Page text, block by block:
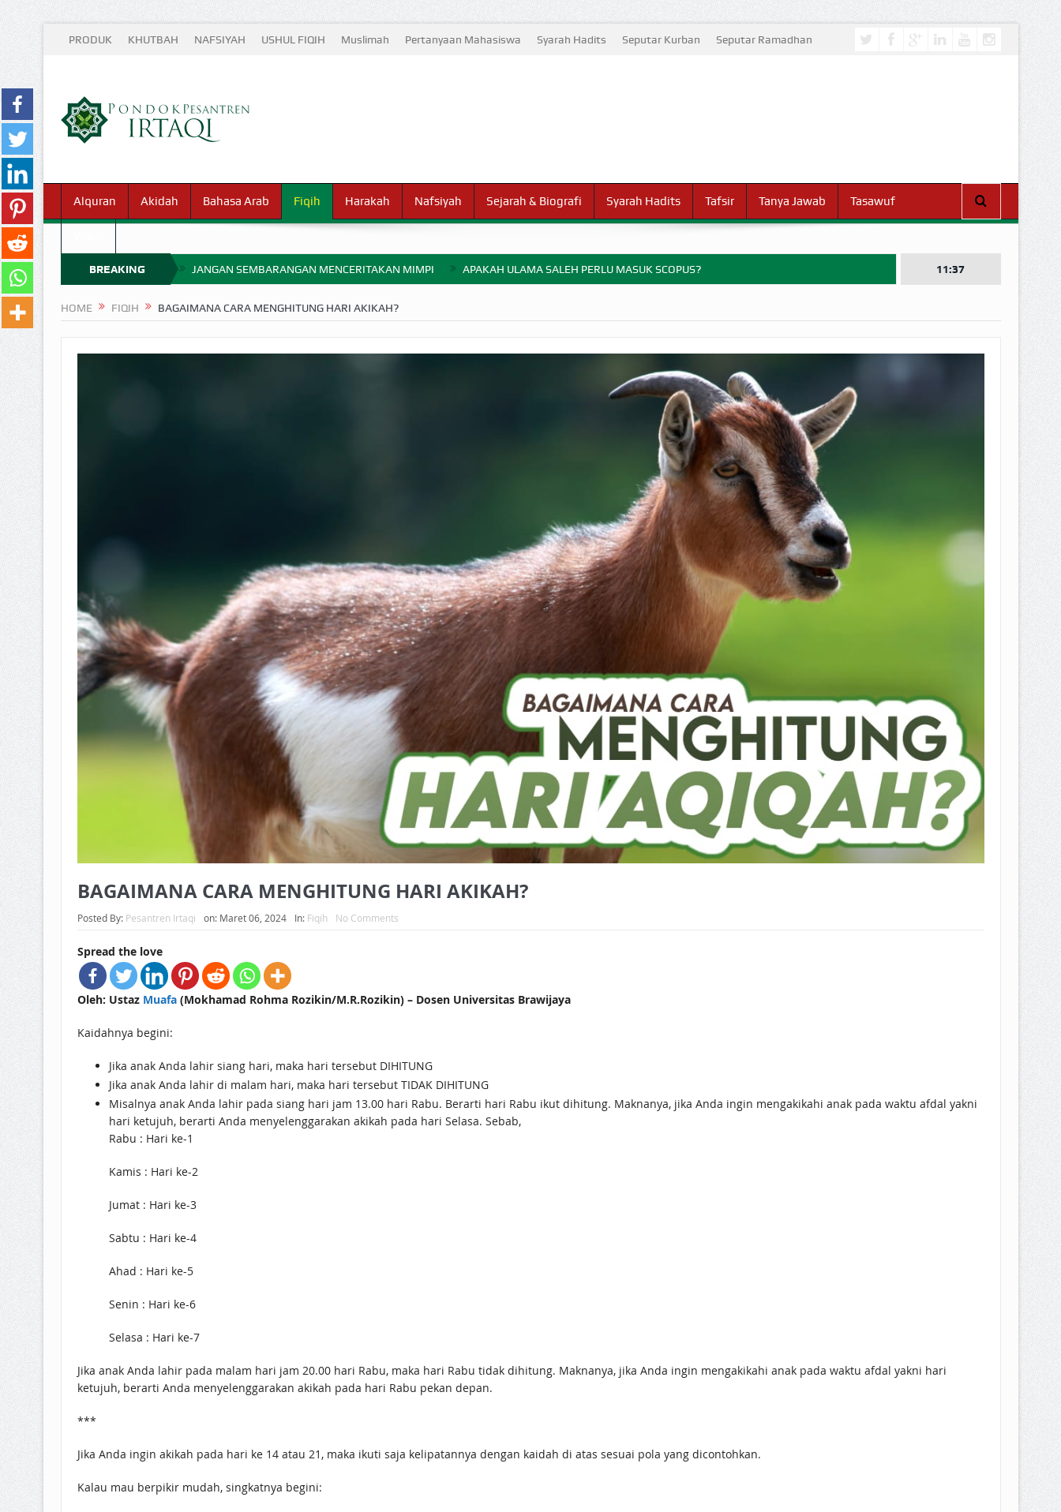
PRODUK KHUTBAH NAFSIYAH USHUL FIQIH Muslimah Pertanyaan Mahasiswa Syarah Hadits Seputar Kurban Seputar Ramadhan
Alquran Akidah Bahasa Arab Fiqih Harakah Nafsiyah Sejarah & Biografi Syarah Hadits Tafsir Tanya Jawab Tasawuf
BREAKING
NEWS
JANGAN SEMBARANGAN MENCERITAKAN MIMPI APAKAH ULAMA SALEH PERLU MASUK SCOPUS?
HUKUM MEMBAYAR ZAKAT DENGAN CARA MENGANGSUR
11:37
HOME FIQIH BAGAIMANA CARA MENGHITUNG HARI AKIKAH?
BAGAIMANA CARA MENGHITUNG HARI AKIKAH?
Posted By: Pesantren Irtaqi on: Maret 06, 2024 In: Fiqih No Comments
Spread the love
Oleh: Ustaz Muafa(Mokhamad Rohma Rozikin/M.R.Rozikin) – Dosen Universitas Brawijaya
Kaidahnya begini:
Jika anak Anda lahir siang hari, maka hari tersebut DIHITUNG
Jika anak Anda lahir di malam hari, maka hari tersebut TIDAK DIHITUNG
Misalnya anak Anda lahir pada siang hari jam 13.00 hari Rabu. Berarti hari Rabu ikut dihitung. Maknanya, jika Anda ingin mengakikahi anak pada waktu afdal yakni
hari ketujuh, berarti Anda menyelenggarakan akikah pada hari Selasa. Sebab,
Rabu : Hari ke-1
Kamis : Hari ke-2
Jumat : Hari ke-3
Sabtu : Hari ke-4
Ahad : Hari ke-5
Senin : Hari ke-6
Selasa : Hari ke-7
Jika anak Anda lahir pada malam hari jam 20.00 hari Rabu, maka hari Rabu tidak dihitung. Maknanya, jika Anda ingin mengakikahi anak pada waktu afdal yakni hari
ketujuh, berarti Anda menyelenggarakan akikah pada hari Rabu pekan depan.
***
Jika Anda ingin akikah pada hari ke 14 atau 21, maka ikuti saja kelipatannya dengan kaidah di atas sesuai pola yang dicontohkan.
Kalau mau berpikir mudah, singkatnya begini: